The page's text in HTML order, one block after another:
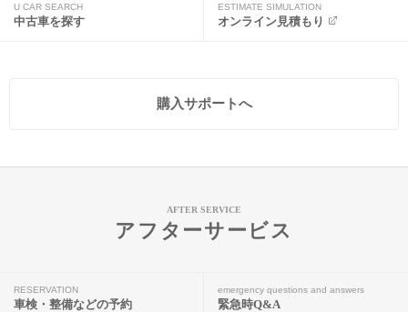
U CAR SEARCH
中古車を探す
ESTIMATE SIMULATION
オンライン見積もり
購入サポートへ
AFTER SERVICE
アフターサービス
RESERVATION
車検・整備などの予約
emergency questions and answers
緊急時Q&A